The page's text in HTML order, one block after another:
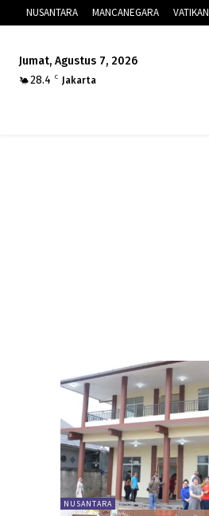
NUSANTARA MANCANEGARA VATIKAN
Jumat, Agustus 7, 2026
28.4
C Jakarta
NUSANTARA